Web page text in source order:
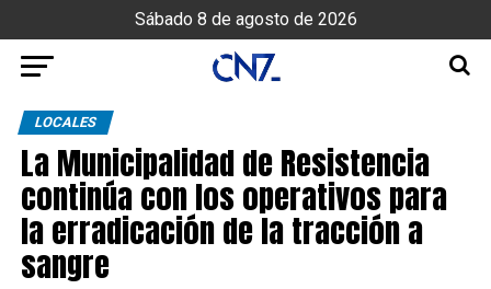
Sábado 8 de agosto de 2026
LOCALES
La Municipalidad de Resistencia
continúa con los operativos para
la erradicación de la tracción a
sangre